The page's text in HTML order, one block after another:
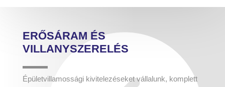
ERŐSÁRAM ÉS
VILLANYSZERELÉS
Épületvillamossági kivitelezéseket vállalunk, komplett